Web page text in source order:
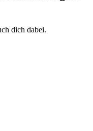
dich dabei.